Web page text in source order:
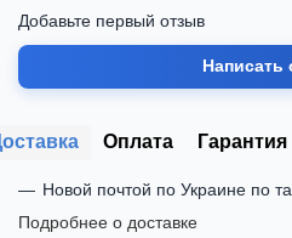
Добавьте первый отзыв
Написать
Оплата Гарантия
Новой почтой по Украине по
Подробнее о доставке